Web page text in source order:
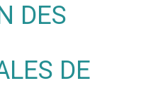
DES
DE